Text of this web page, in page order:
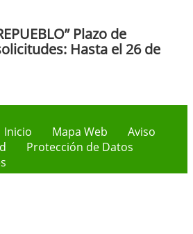
Plazo de
Hasta el 26 de
Inicio Mapa Web
Aviso
Protección de Datos